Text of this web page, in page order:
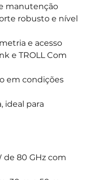
manutenção
robusto e nível
e acesso
e TROLL Com
em condições
ideal para
de 80 GHz com